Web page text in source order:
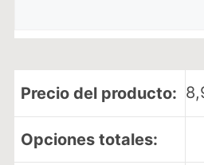
Precio del producto:
Opciones totales: